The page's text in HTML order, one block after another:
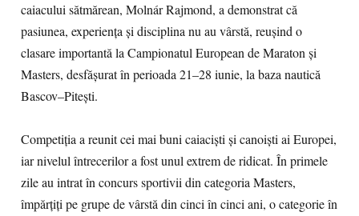
caiacului sătmărean, Molnár Rajmond, a demonstrat că
pasiunea, experiența și disciplina nu au vârstă, reușind o
clasare importantă la Campionatul European de Maraton și
Masters, desfășurat în perioada 21–28 iunie, la baza nautică
Bascov–Pitești.
Competiția a reunit cei mai buni caiaciști și canoiști ai Europei,
iar nivelul întrecerilor a fost unul extrem de ridicat. În primele
zile au intrat în concurs sportivii din categoria Masters,
împărțiți pe grupe de vârstă din cinci în cinci ani, o categorie în